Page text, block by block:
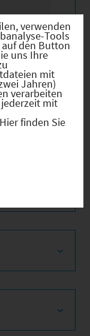
verwenden
Tools
den Button
uns Ihre
mit
Jahren)
verarbeiten
mit
finden Sie